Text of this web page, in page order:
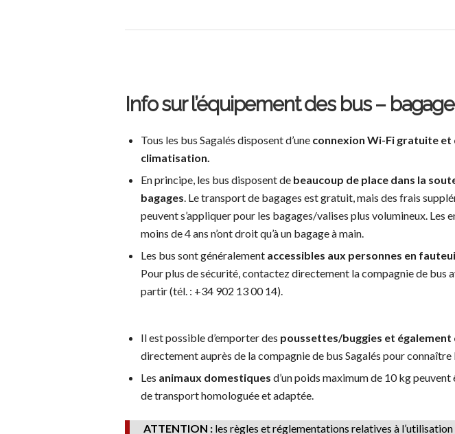
Info sur l’équipement des bus –
Tous les bus Sagalés disposent d’une connexion Wi-Fi gratuite et
climatisation.
En principe, les bus disposent de beaucoup de place dans la
bagages. Le transport de bagages est gratuit, mais des frais
peuvent s’appliquer pour les bagages/valises plus volumineux. Les
moins de 4 ans n’ont droit qu’à un bagage à main.
Les bus sont généralement accessibles aux personnes en
Pour plus de sécurité, contactez directement la compagnie de bus
partir (tél. : +34 902 13 00 14).
Il est possible d’emporter des poussettes/buggies et également
directement auprès de la compagnie de bus Sagalés pour connaître
Les animaux domestiques d’un poids maximum de 10 kg
de transport homologuée et adaptée.
ATTENTION : les règles et réglementations relatives à